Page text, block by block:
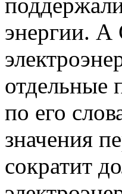
энергии. А
отдельные
по его
значения
сократит